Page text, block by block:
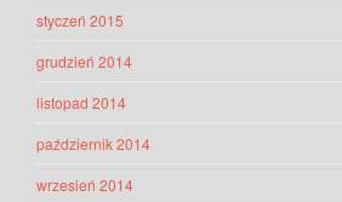
styczeń 2015
grudzień 2014
listopad 2014
październik 2014
wrzesień 2014